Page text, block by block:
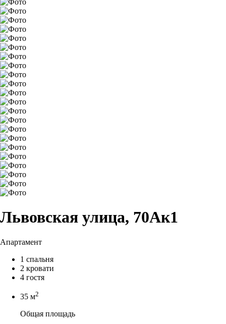
Львовская улица, 70Ак1
Апартамент
1 спальня
2 кровати
4 гостя
35 м2
Общая площадь